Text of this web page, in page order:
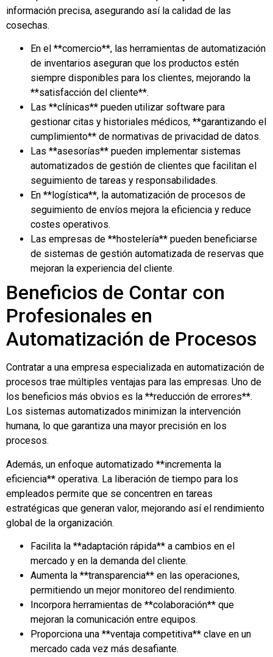
información precisa, asegurando así la calidad de las
cosechas.
En el **comercio**, las herramientas de automatización
de inventarios aseguran que los productos estén
siempre disponibles para los clientes, mejorando la
**satisfacción del cliente**.
Las **clínicas** pueden utilizar software para
gestionar citas y historiales médicos, **garantizando el
cumplimiento** de normativas de privacidad de datos.
Las **asesorías** pueden implementar sistemas
automatizados de gestión de clientes que facilitan el
seguimiento de tareas y responsabilidades.
En **logística**, la automatización de procesos de
seguimiento de envíos mejora la eficiencia y reduce
costes operativos.
Las empresas de **hostelería** pueden beneficiarse
de sistemas de gestión automatizada de reservas que
mejoran la experiencia del cliente.
Beneficios de Contar con
Profesionales en
Automatización de Procesos
Contratar a una empresa especializada en automatización de
procesos trae múltiples ventajas para las empresas. Uno de
los beneficios más obvios es la **reducción de errores**.
Los sistemas automatizados minimizan la intervención
humana, lo que garantiza una mayor precisión en los
procesos.
Además, un enfoque automatizado **incrementa la
eficiencia** operativa. La liberación de tiempo para los
empleados permite que se concentren en tareas
estratégicas que generan valor, mejorando así el rendimiento
global de la organización.
Facilita la **adaptación rápida** a cambios en el
mercado y en la demanda del cliente.
Aumenta la **transparencia** en las operaciones,
permitiendo un mejor monitoreo del rendimiento.
Incorpora herramientas de **colaboración** que
mejoran la comunicación entre equipos.
Proporciona una **ventaja competitiva** clave en un
mercado cada vez más desafiante.